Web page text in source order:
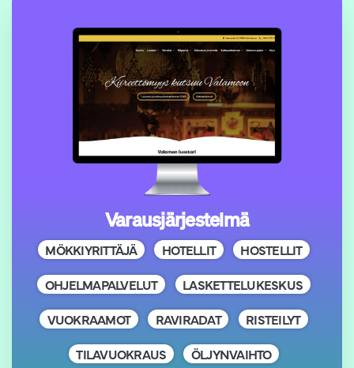
Varausjärjestelmä
MÖKKIYRITTÄJÄ HOTELLIT
HOSTELLIT
OHJELMAPALVELUT
LASKETTELUKESKUS
VUOKRAAMOT
RAVIRADAT
RISTEILYT
TILAVUOKRAUS
ÖLJYNVAIHTO